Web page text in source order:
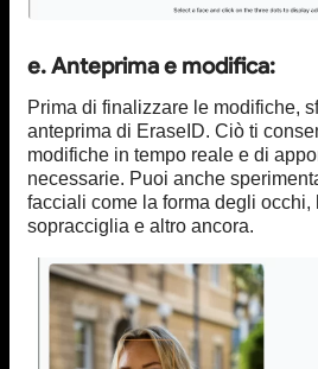
e. Anteprima e modifica:
Prima di finalizzare le modifiche,
anteprima di EraseID. Ciò ti
modifiche in tempo reale e di
necessarie. Puoi anche
facciali come la forma degli
sopracciglia e altro ancora.